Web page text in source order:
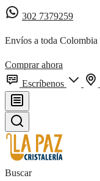
302 7379259
Envíos a toda Colombia
Comprar ahora
Escríbenos
Buscar